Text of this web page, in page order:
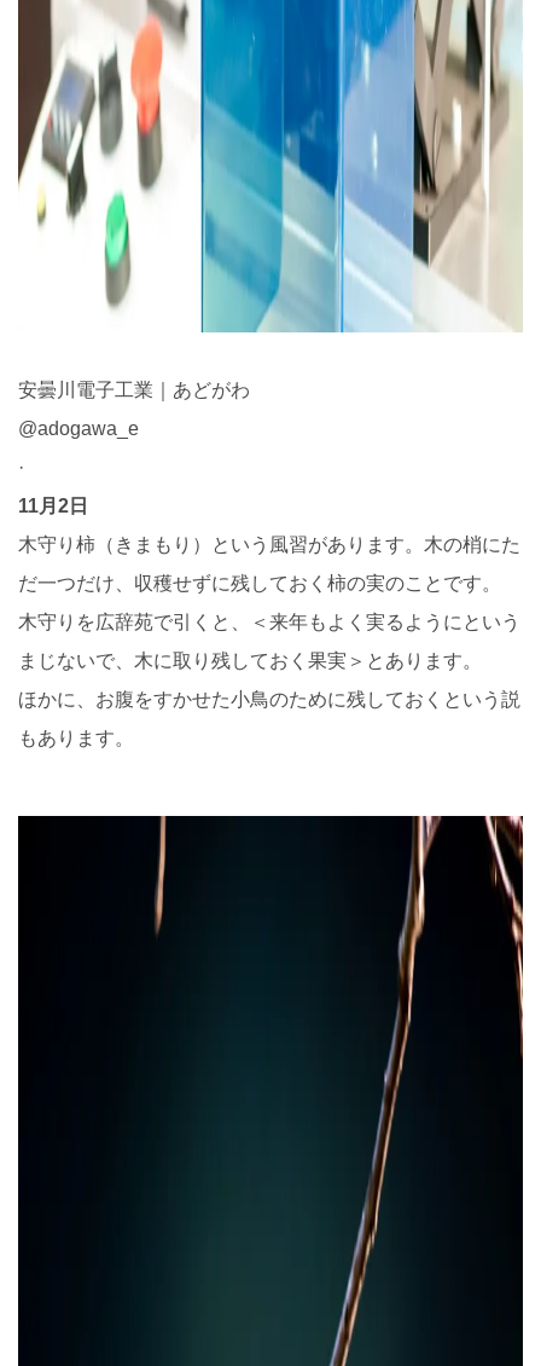
安曇川電子工業｜あどがわ
@adogawa_e
·
11月2日
木守り柿（きまもり）という風習があります。木の梢にた
だ一つだけ、収穫せずに残しておく柿の実のことです。
木守りを広辞苑で引くと、＜来年もよく実るようにという
まじないで、木に取り残しておく果実＞とあります。
ほかに、お腹をすかせた小鳥のために残しておくという説
もあります。